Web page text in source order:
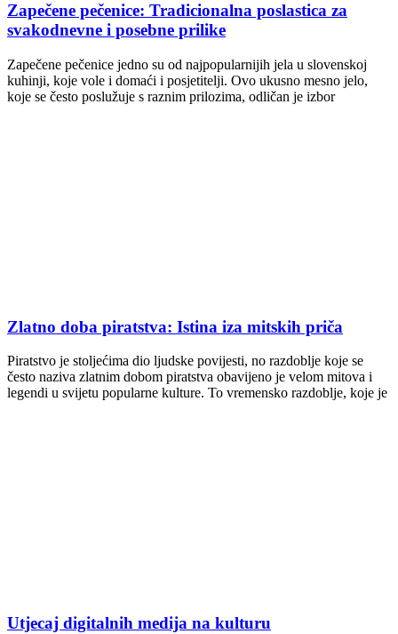
Zapečene pečenice: Tradicionalna poslastica za
svakodnevne i posebne prilike
Zapečene pečenice jedno su od najpopularnijih jela u slovenskoj
kuhinji, koje vole i domaći i posjetitelji. Ovo ukusno mesno jelo,
koje se često poslužuje s raznim prilozima, odličan je izbor
Zlatno doba piratstva: Istina iza mitskih priča
Piratstvo je stoljećima dio ljudske povijesti, no razdoblje koje se
često naziva zlatnim dobom piratstva obavijeno je velom mitova i
legendi u svijetu popularne kulture. To vremensko razdoblje, koje je
Utjecaj digitalnih medija na kulturu